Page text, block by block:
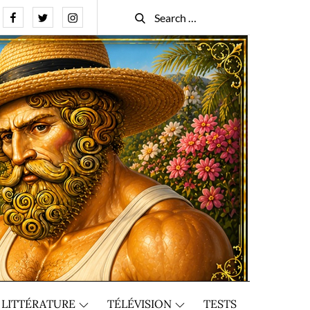
FacebookTwitterInstagram
Search
for:
Search
LITTÉRATURE TÉLÉVISION TESTS